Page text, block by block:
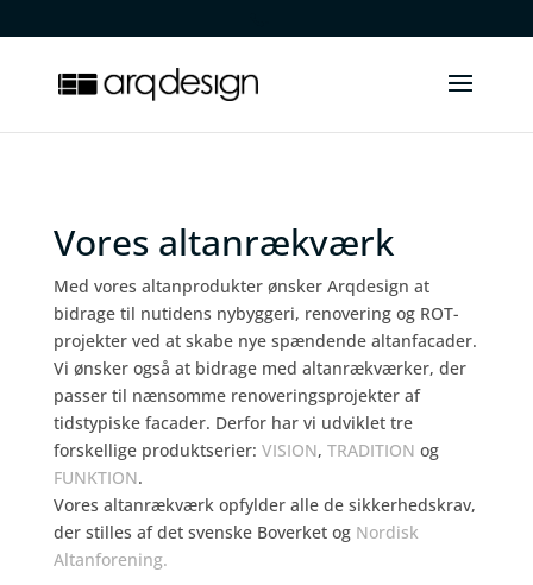
Vores altanrækværk
Med vores altanprodukter ønsker Arqdesign at
bidrage til nutidens nybyggeri, renovering og ROT-
projekter ved at skabe nye spændende altanfacader.
Vi ønsker også at bidrage med altanrækværker, der
passer til nænsomme renoveringsprojekter af
tidstypiske facader. Derfor har vi udviklet tre
forskellige produktserier: VISION, TRADITION og
FUNKTION.
Vores altanrækværk opfylder alle de sikkerhedskrav,
der stilles af det svenske Boverket og Nordisk
Altanforening.